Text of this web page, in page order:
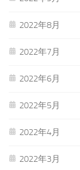
2022年8月
2022年7月
2022年6月
2022年5月
2022年4月
2022年3月